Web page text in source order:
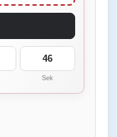
46
Sek